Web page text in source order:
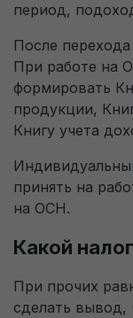
период,
После
При работе на
формировать
продукции,
Книгу учета
принять на
на ОСН.
Какой
При прочих
сделать вывод,
Технические
файлы cookie
Технические
необходимы
отключению.
какую-либо
передают её в